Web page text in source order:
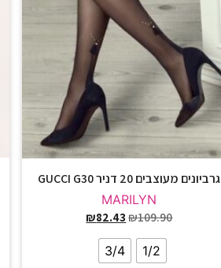
גרביונים מעוצבים 20 דניר GUCCI G30
MARILYN
₪109.90
₪82.43
1/2
3/4